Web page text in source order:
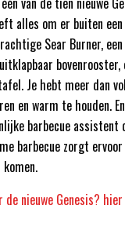
alles om er buiten
Sear Burner,
bovenrooster,
Je hebt meer dan
en warm te houden.
barbecue
barbecue zorgt
nieuwe Genesis? hier